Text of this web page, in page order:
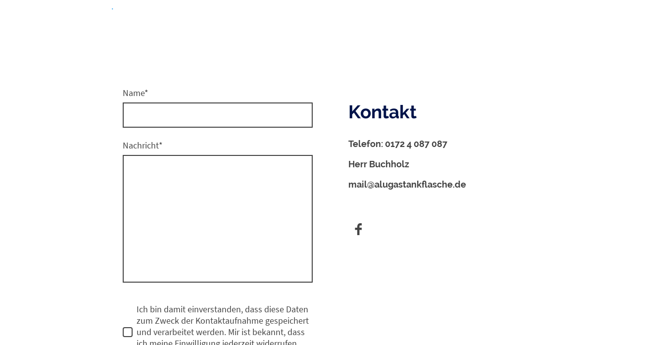
.
Name*
Nachricht*
Ich bin damit einverstanden, dass diese Daten
zum Zweck der Kontaktaufnahme gespeichert
und verarbeitet werden. Mir ist bekannt, dass
Kontakt
Telefon: 0172 4 087 087
Herr Buchholz
mail@alugastankflasche.de